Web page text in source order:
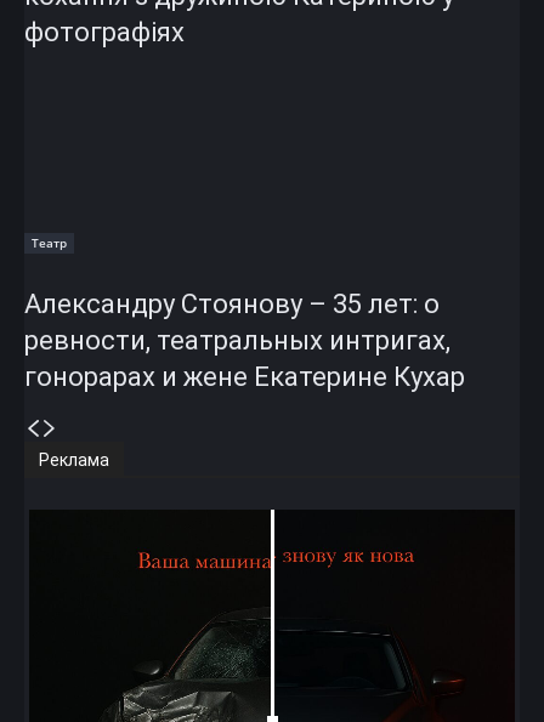
фотографіях
Театр
Александру Стоянову – 35 лет: о
ревности, театральных интригах,
гонорарах и жене Екатерине Кухар
Реклама